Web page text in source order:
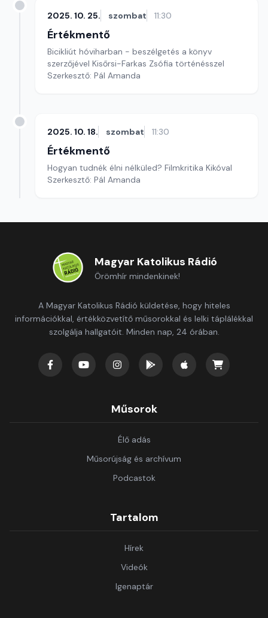
2025. 10. 25. szombat 11:30
Értékmentő
Bicikliút hóviharban - beszélgetés a könyv
szerzőjével Kisőrsi-Farkas Zsófia történésszel
Szerkesztő: Pál Amanda
2025. 10. 18. szombat 11:30
Értékmentő
Hogyan tudnék élni nélküled? Filmkritika Kikóval
Szerkesztő: Pál Amanda
Magyar Katolikus Rádió
Örömhír mindenkinek!
A Magyar Katolikus Rádió küldetése, hogy hiteles
információkkal, értékközvetítő műsorokkal és lelki táplálékkal
szolgálja hallgatóit. Minden nap, 24 órában.
Műsorok
Élő adás
Műsorújság és archívum
Podcastok
Tartalom
Hírek
Videók
Igenaptár